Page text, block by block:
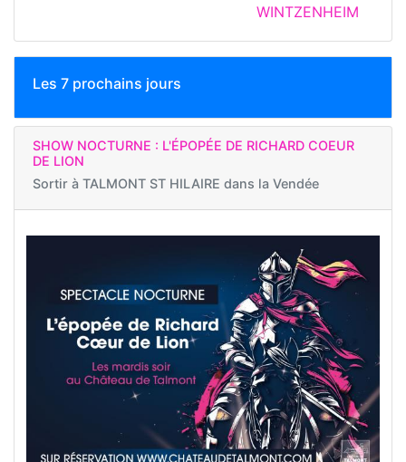
WINTZENHEIM
Les 7 prochains jours
SHOW NOCTURNE : L'ÉPOPÉE DE RICHARD COEUR
DE LION
Sortir à TALMONT ST HILAIRE dans la Vendée